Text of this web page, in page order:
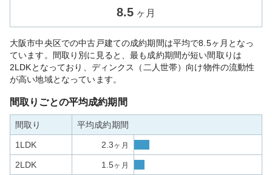
8.5 ヶ月
大阪市中央区での中古戸建ての成約期間は平均で8.5ヶ月となっ
ています。間取り別に見ると、最も成約期間が短い間取りは
2LDKとなっており、ディンクス（二人世帯）向け物件の流動性
が高い地域となっています。
間取りごとの平均成約期間
間取り 平均成約期間
1LDK 2.3ヶ月
2LDK 1.5ヶ月